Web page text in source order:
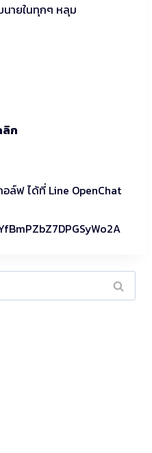
นายในทุกๆ หลุม
ลิก
ล์ฟ ได้ที่ Line OpenChat